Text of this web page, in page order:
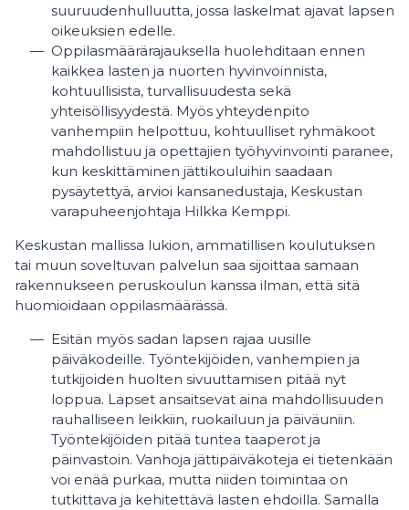
suuruudenhulluutta, jossa laskelmat ajavat lapsen
oikeuksien edelle.
Oppilasmäärärajauksella huolehditaan ennen
kaikkea lasten ja nuorten hyvinvoinnista,
kohtuullisista, turvallisuudesta sekä
yhteisöllisyydestä. Myös yhteydenpito
vanhempiin helpottuu, kohtuulliset ryhmäkoot
mahdollistuu ja opettajien työhyvinvointi paranee,
kun keskittäminen jättikouluihin saadaan
pysäytettyä, arvioi kansanedustaja, Keskustan
varapuheenjohtaja Hilkka Kemppi.
Keskustan mallissa lukion, ammatillisen koulutuksen
tai muun soveltuvan palvelun saa sijoittaa samaan
rakennukseen peruskoulun kanssa ilman, että sitä
huomioidaan oppilasmäärässä.
Esitän myös sadan lapsen rajaa uusille
päiväkodeille. Työntekijöiden, vanhempien ja
tutkijoiden huolten sivuuttamisen pitää nyt
loppua. Lapset ansaitsevat aina mahdollisuuden
rauhalliseen leikkiin, ruokailuun ja päiväuniin.
Työntekijöiden pitää tuntea taaperot ja
päinvastoin. Vanhoja jättipäiväkoteja ei tietenkään
voi enää purkaa, mutta niiden toimintaa on
tutkittava ja kehitettävä lasten ehdoilla. Samalla